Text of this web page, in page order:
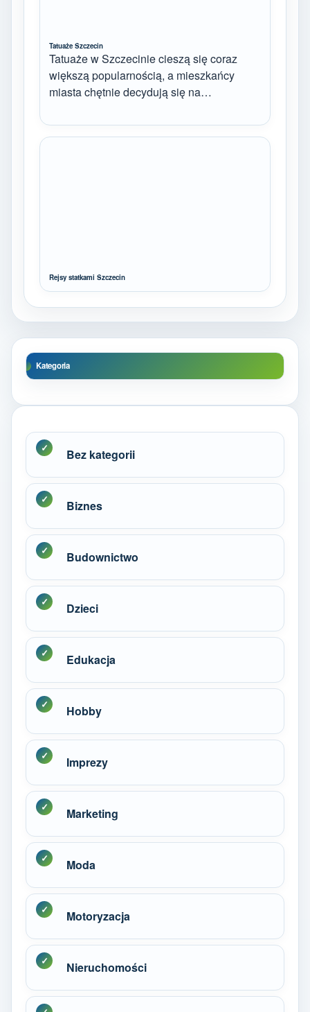
Tatuaże Szczecin
Tatuaże w Szczecinie cieszą się coraz
większą popularnością, a mieszkańcy
miasta chętnie decydują się na…
Rejsy statkami Szczecin
Kategoria
Bez kategorii
Biznes
Budownictwo
Dzieci
Edukacja
Hobby
Imprezy
Marketing
Moda
Motoryzacja
Nieruchomości